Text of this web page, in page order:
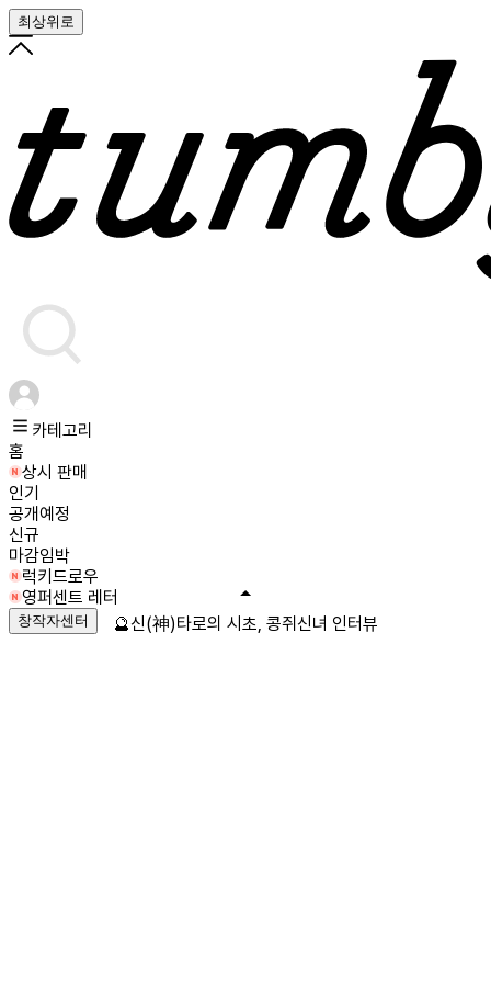
최상위로
카테고리
홈
상시 판매
인기
공개예정
신규
마감임박
럭키드로우
영퍼센트 레터
창작자센터 🔮신(神)타로의 시초, 콩쥐신녀 인터뷰